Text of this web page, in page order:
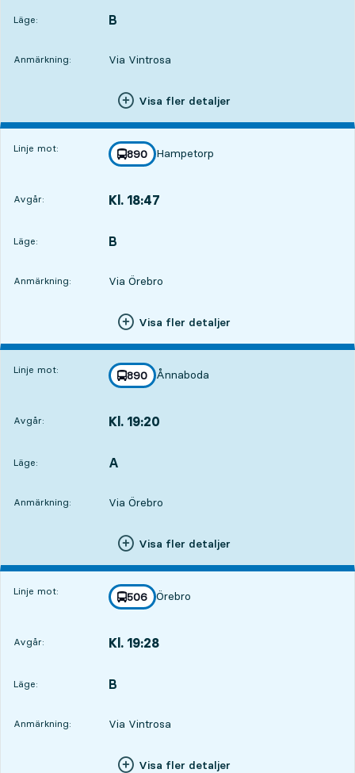
Läge:
LÄGE, B
,
Anmärkning: Via Vintrosa
Visa fler detaljer
Linje mot: linje
890
mot
Hampetorp
,
Avgår: Kl. 18:47
Läge:
LÄGE, B
,
Anmärkning: Via Örebro
Visa fler detaljer
Linje mot: linje
890
mot
Ånnaboda
,
Avgår: Kl. 19:20
Läge:
LÄGE, A
,
Anmärkning: Via Örebro
Visa fler detaljer
Linje mot: linje
506
mot
Örebro
,
Avgår: Kl. 19:28
Läge:
LÄGE, B
,
Anmärkning: Via Vintrosa
Visa fler detaljer